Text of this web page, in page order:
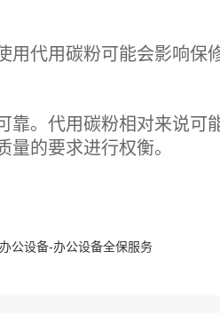
代用碳粉可能会影响保
靠。代用碳粉相对来说可
的要求进行权衡。
公设备-办公设备全保服务